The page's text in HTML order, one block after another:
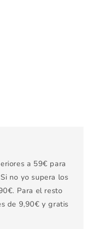
a 59€ para
no yo supera los
Para el resto
de 9,90€ y gratis